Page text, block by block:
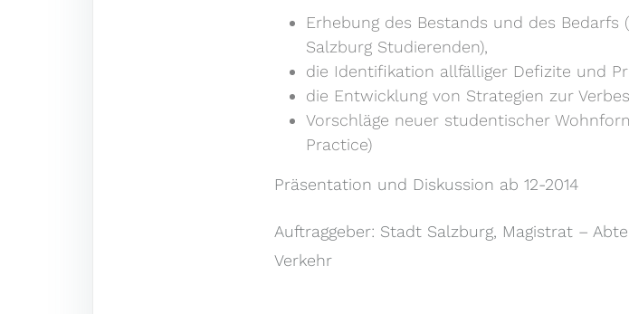
Erhebung des Bestands und des Bedarfs
Salzburg Studierenden),
die Identifikation allfälliger Defizite und
die Entwicklung von Strategien zur
Vorschläge neuer studentischer
Practice)
Präsentation und Diskussion ab 12-2014
Auftraggeber: Stadt Salzburg, Magistrat –
Verkehr